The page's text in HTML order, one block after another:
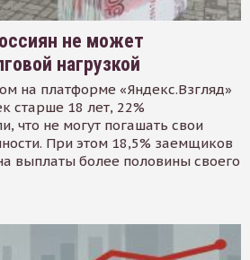
не может
нагрузкой
на платформе «Яндекс.Взгляд»
старше 18 лет, 22%
что не могут погашать свои
При этом 18,5% заемщиков
выплаты более половины своего